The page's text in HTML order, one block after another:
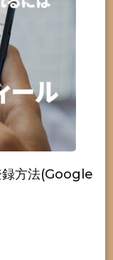
方法(Google